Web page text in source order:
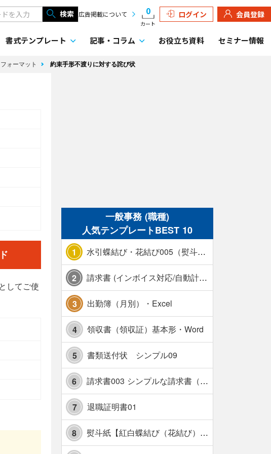
検索 広告掲載について 0
カート
ログイン 会員登録
書式テンプレート 記事・ コラム お役立ち資料 セミナー情報
ォーマット 約束手形不渡りに対する詫び状
してご使
一般事務 (職種)
人気テンプレートBEST 10
1 水引蝶結び・花結び005（熨斗あり）
2 請求書 (インボイス対応/自動計算/A4 縦) カラー 使い方解説あり
3 出勤簿（月別）・Excel
4 領収書（領収証）基本形・Word
5 書類送付状 シンプル09
6 請求書003 シンプルな請求書（消費税10％対応）
7 退職証明書01
8 熨斗紙【紅白蝶結び（花結び）・水引7本】・Excel